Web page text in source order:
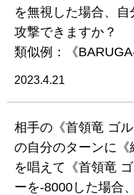
を無視した場合、
攻撃できますか？
類似例：《
2023.4.21
相手の《首領竜 ゴ
の自分のターンに《
を唱えて《首領竜
ーを-8000した場合